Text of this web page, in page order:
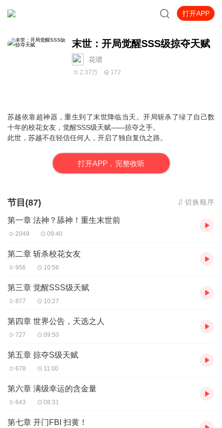
打开APP
末世：开局觉醒SSS级掠夺天赋
花谱_
2.37万 172
苏越依靠超神器，重生到了末世降临当天。开局斩杀了绿了自己数
十年的校花女友，觉醒SSS级天赋——掠夺之手。
此世，苏越不在轻信任何人，开启了独自复仇之路。
打开APP，完整收听
节目(87) 切换顺序
第一章 法神？舔神！重生末世前
2049 09:40
第二章 斩杀校花女友
956 10:56
第三章 觉醒SSS级天赋
877 10:27
第四章 世界公告，天选之人
727 09:50
第五章 掠夺S级天赋
678 11:00
第六章 满级幸运的含金量
643 08:31
第七章 开门FBI 扫黄！